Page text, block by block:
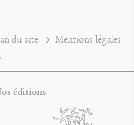
du site
Mentions légales
éditions